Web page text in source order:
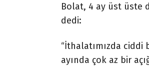
Bolat, 4 ay üst üste
dedi:
“İthalatımızda
ayında çok az bir